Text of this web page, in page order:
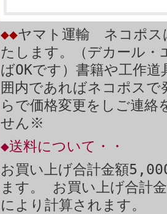
◆◆ヤマト運輸 ネコポス
たします。（デカール・
ばOKです）書籍や工作
囲内であればネコポス
らで価格変更をしご連
せん※
◆送料について・・
お買い上げ合計金額
ます。 お買い上げ合計
により計算されます。